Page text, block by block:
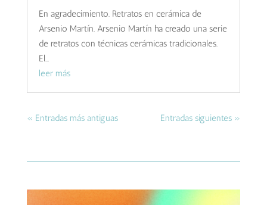
En agradecimiento. Retratos en cerámica de
Arsenio Martín. Arsenio Martín ha creado una serie
de retratos con técnicas cerámicas tradicionales.
El...
leer más
« Entradas más antiguas Entradas siguientes »